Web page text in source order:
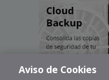
Aviso de Cookies